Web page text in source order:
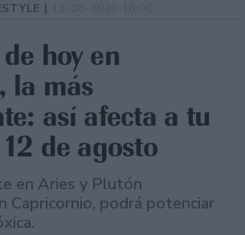
|
hoy en
la más
así afecta a tu
de agosto
en Aries y Plutón
Capricornio, podrá potenciar